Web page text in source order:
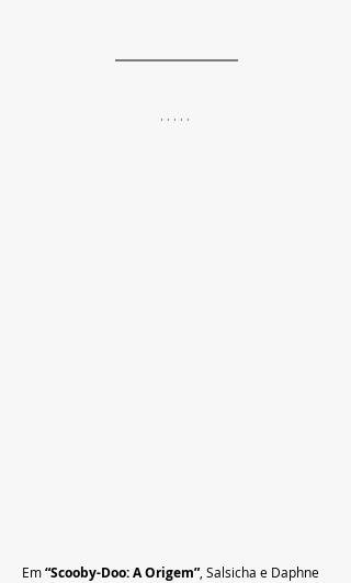
Em “Scooby-Doo: A Origem” , Salsicha e Daphne